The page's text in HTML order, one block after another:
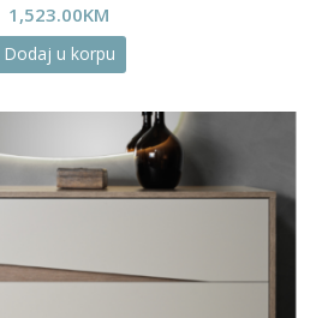
1,523.00KM
Dodaj u korpu